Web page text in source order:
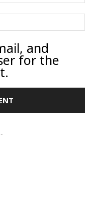
and
for the